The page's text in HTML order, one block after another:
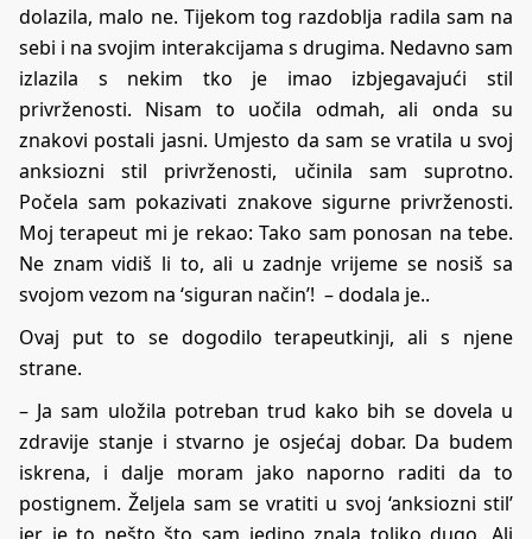
dolazila, malo ne. Tijekom tog razdoblja radila sam na
sebi i na svojim interakcijama s drugima. Nedavno sam
izlazila s nekim tko je imao izbjegavajući stil
privrženosti. Nisam to uočila odmah, ali onda su
znakovi postali jasni. Umjesto da sam se vratila u svoj
anksiozni stil privrženosti, učinila sam suprotno.
Počela sam pokazivati znakove sigurne privrženosti.
Moj terapeut mi je rekao: Tako sam ponosan na tebe.
Ne znam vidiš li to, ali u zadnje vrijeme se nosiš sa
svojom vezom na ‘siguran način’! – dodala je..
Ovaj put to se dogodilo terapeutkinji, ali s njene
strane.
– Ja sam uložila potreban trud kako bih se dovela u
zdravije stanje i stvarno je osjećaj dobar. Da budem
iskrena, i dalje moram jako naporno raditi da to
postignem. Željela sam se vratiti u svoj ‘anksiozni stil’
jer je to nešto što sam jedino znala toliko dugo. Ali